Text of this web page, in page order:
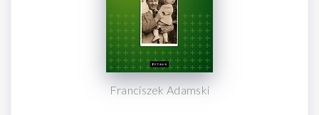
Franciszek Adamski